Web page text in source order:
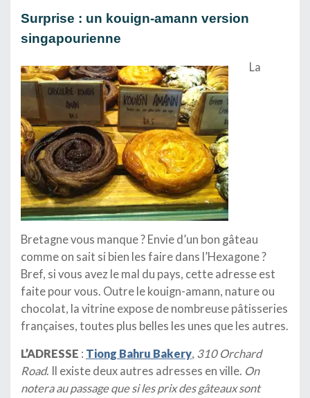
Surprise : un kouign-amann version
singapourienne
La
Bretagne vous manque ? Envie d’un bon gâteau
comme on sait si bien les faire dans l’Hexagone ?
Bref, si vous avez le mal du pays, cette adresse est
faite pour vous. Outre le kouign-amann, nature ou
chocolat, la vitrine expose de nombreuse pâtisseries
françaises, toutes plus belles les unes que les autres.
L’ADRESSE : Tiong Bahru Bakery, 310 Orchard
Road. Il existe deux autres adresses en ville. On
notera au passage que si les prix des gâteaux sont